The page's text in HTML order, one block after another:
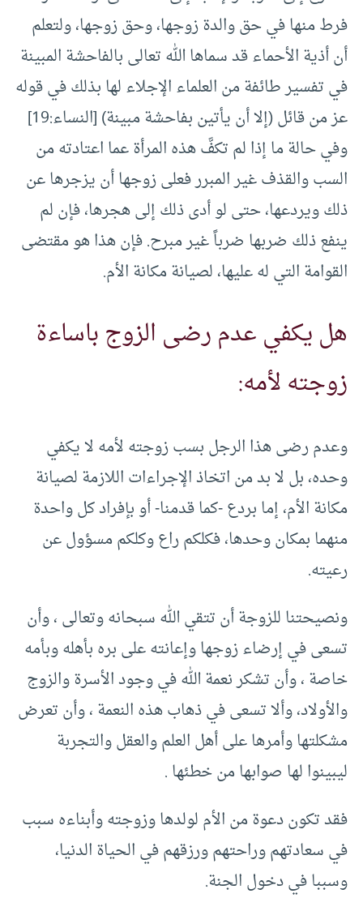
فرط منها في حق والدة زوجها، وحق ‏زوجها، ولتعلم
أن أذية الأحماء قد سماها الله تعالى بالفاحشة المبينة
في تفسير ‏طائفة من العلماء الإجلاء لها بذلك في قوله
عز من قائل (إلا أن يأتين ‏بفاحشة مبينة) [النساء:19]
وفي حالة ما إذا لم تكفَّ هذه المرأة عما اعتادته ‏من
السب والقذف غير المبرر فعلى زوجها أن يزجرها عن
ذلك ويردعها، ‏حتى لو أدى ذلك إلى هجرها، فإن لم
ينفع ذلك ضربها ضرباً غير مبرح. فإن هذا ‏هو مقتضى
القوامة التي له عليها، لصيانة مكانة الأم.
هل يكفي عدم رضى الزوج باساءة
زوجته لأمه:
وعدم رضى هذا الرجل ‏بسب زوجته لأمه لا يكفي
وحده، بل لا بد من اتخاذ الإجراءات اللازمة ‏لصيانة
مكانة الأم، إما بردع -كما قدمنا- أو بإفراد كل واحدة
منهما بمكان ‏وحدها، فكلكم راع وكلكم مسؤول عن
رعيته.‏
ونصيحتنا للزوجة أن تتقي الله سبحانه وتعالى ، وأن
تسعى في إرضاء زوجها وإعانته على بره بأهله وبأمه
خاصة ، وأن تشكر نعمة الله في وجود الأسرة والزوج
والأولاد، وألا تسعى في ذهاب هذه النعمة ، وأن تعرض
مشكلتها وأمرها على أهل العلم والعقل والتجربة
ليبينوا لها صوابها من خطئها .
فقد تكون دعوة من الأم لولدها وزوجته وأبناءه سبب
في سعادتهم وراحتهم ورزقهم في الحياة الدنيا،
وسببا في دخول الجنة.